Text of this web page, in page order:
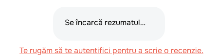
Se încarcă rezumatul…
Te rugăm să te autentifici pentru a scrie o recenzie.